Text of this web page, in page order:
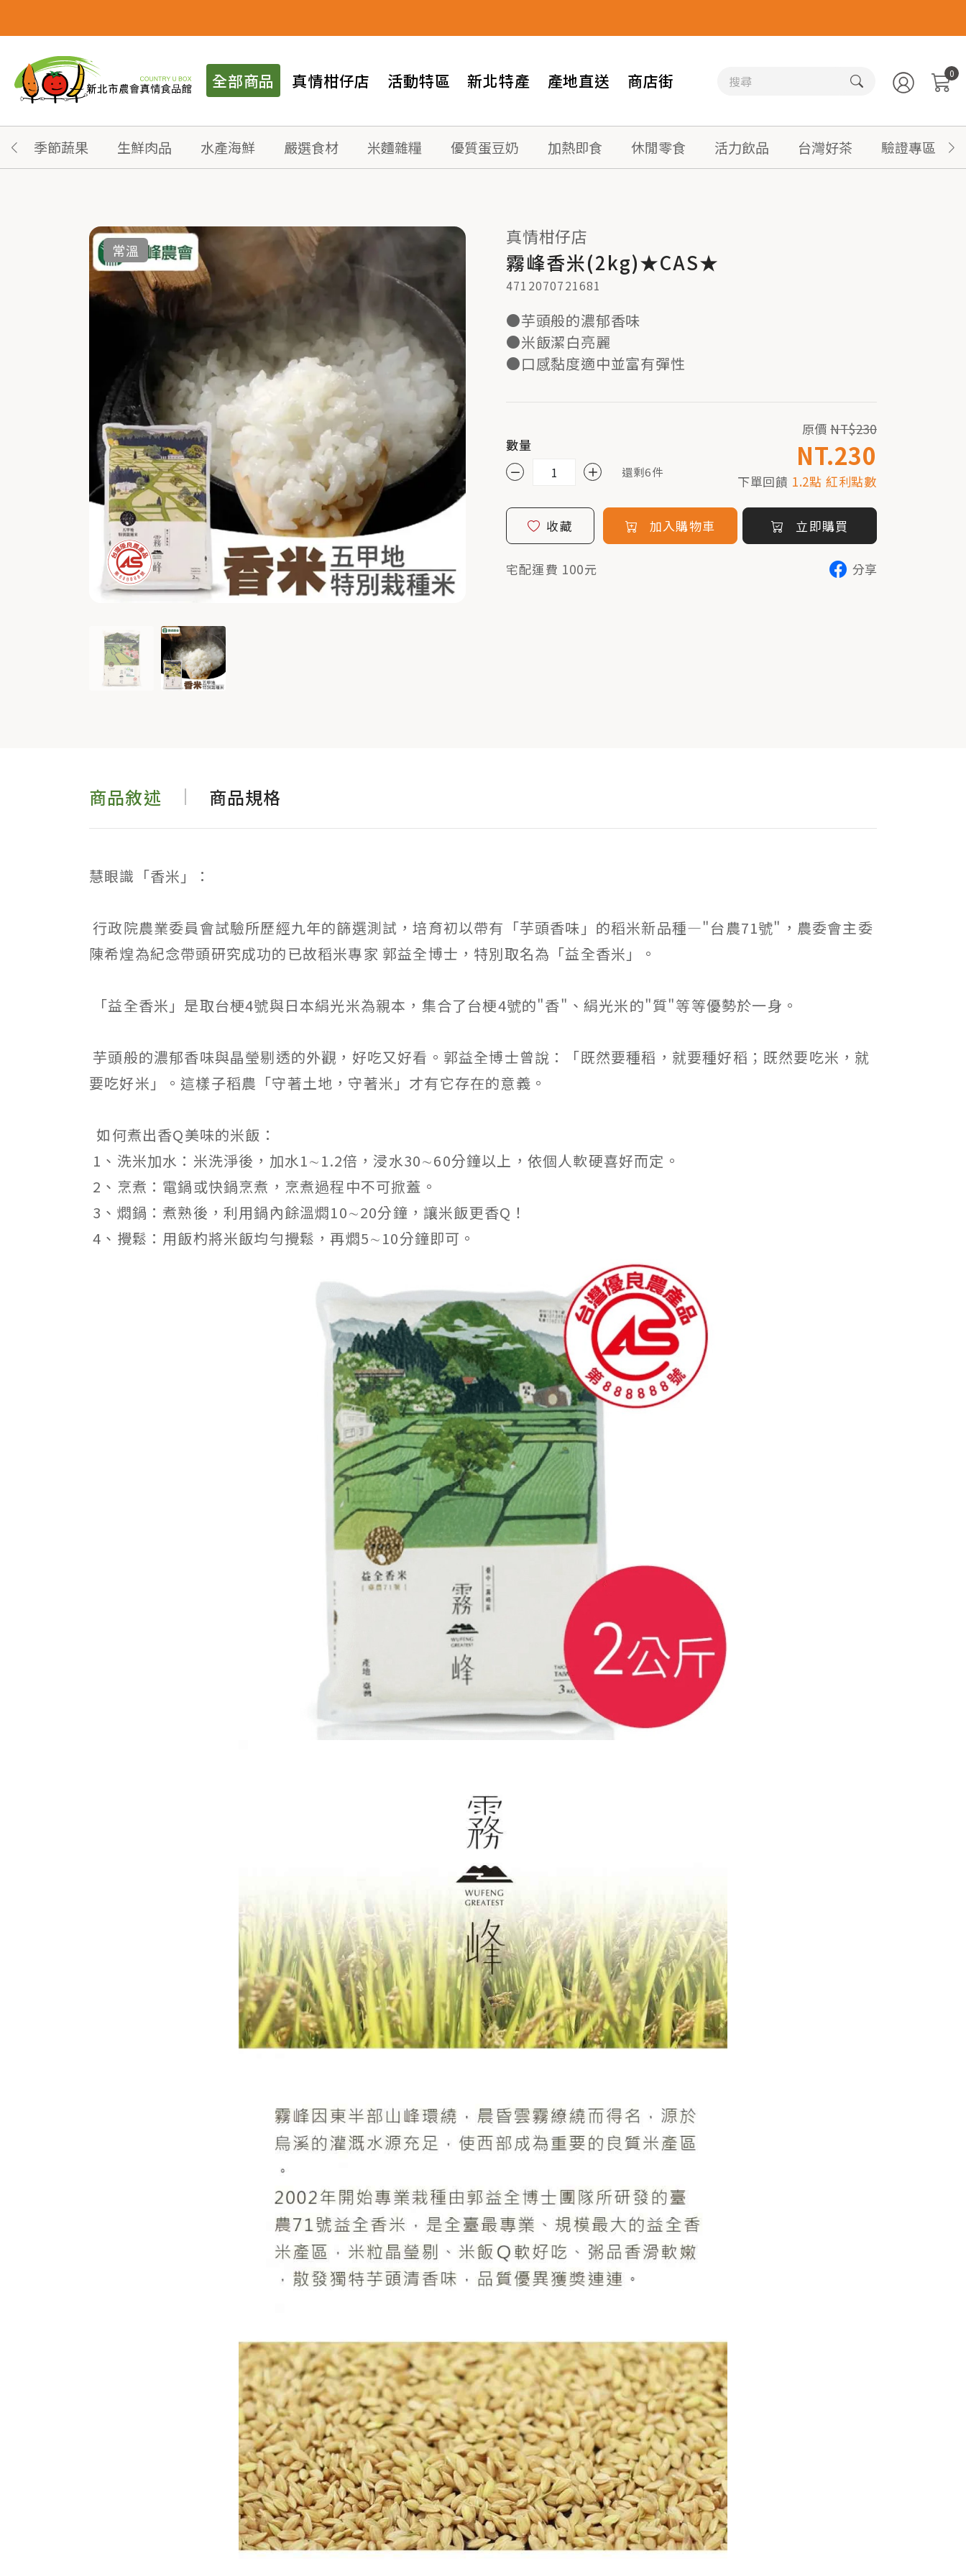
全部商品 真情柑仔店 活動特區 新北特產 產地直送 商店街 0
季節蔬果 生鮮肉品 水產海鮮 嚴選食材 米麵雜糧 優質蛋豆奶 加熱即食 休閒零食 活力飲品 台灣好茶 驗證專區
常溫
真情柑仔店
霧峰香米(2kg)★CAS★
4712070721681
●芋頭般的濃郁香味
●米飯潔白亮麗
●口感黏度適中並富有彈性
數量
還剩6件
原價 NT$230
NT.230
下單回饋 1.2點 紅利點數
收藏 加入購物車 立即購買
宅配運費 100元 分享
商品敘述 商品規格
慧眼識「香米」：
行政院農業委員會試驗所歷經九年的篩選測試，培育初以帶有「芋頭香味」的稻米新品種—"台農71號"，農委會主委
陳希煌為紀念帶頭研究成功的已故稻米專家 郭益全博士，特別取名為「益全香米」。
「益全香米」是取台梗4號與日本絹光米為親本，集合了台梗4號的"香"、絹光米的"質"等等優勢於一身。
芋頭般的濃郁香味與晶瑩剔透的外觀，好吃又好看。郭益全博士曾說：「既然要種稻，就要種好稻；既然要吃米，就
要吃好米」。這樣子稻農「守著土地，守著米」才有它存在的意義。
如何煮出香Q美味的米飯：
1、洗米加水：米洗淨後，加水1∼1.2倍，浸水30∼60分鐘以上，依個人軟硬喜好而定。
2、烹煮：電鍋或快鍋烹煮，烹煮過程中不可掀蓋。
3、燜鍋：煮熟後，利用鍋內餘溫燜10∼20分鐘，讓米飯更香Q！
4、攪鬆：用飯杓將米飯均勻攪鬆，再燜5∼10分鐘即可。